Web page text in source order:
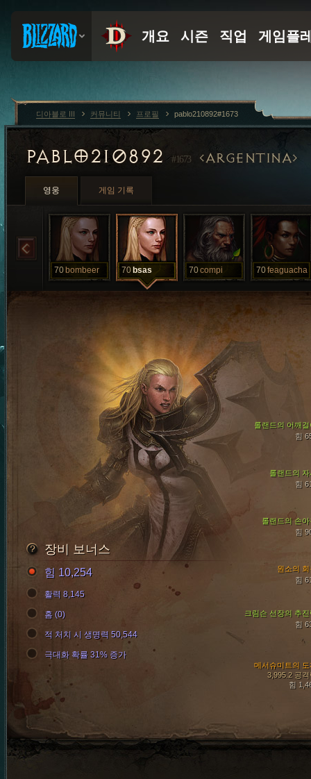
PABLO210892 #1673 ARGENTINA
영웅 게임 기록
70 bombeer 70 bsas 70compi 70feaguacha
롤랜드의 자
힘
롤랜드의 손아
힘
롤랜드의 어깨걸
힘
크림슨 선장의 추진
힘
메서슈미트의 도
3,995.2 공격
힘
원소의 회
힘
장비 보너스
힘 10,254
활력 8,145
홈 (0)
적 처치 시 생명력 50,544
극대화 확률 31% 증가
디아블로 III 커뮤니티 프로필 pablo210892#1673